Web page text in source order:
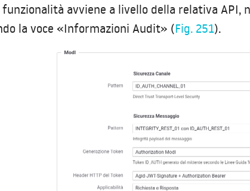
avviene a livello della relativa API,
la voce «Informazioni Audit» (Fig. 251).